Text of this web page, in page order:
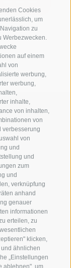
Cookies
um
zu
Werbezwecken.
auf einem
von
werbung,
werbung,
inhalte,
von inhalten,
von
verbesserung
von
und
und
zum
und
verknüpfung
anhand
genauer
informationen
erteilen, zu
klicken,
ähnlichen
„Einstellungen
ablehnen", um